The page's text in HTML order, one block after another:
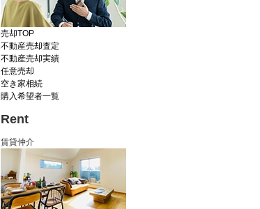
売却TOP
不動産売却査定
不動産売却実績
任意売却
空き家相続
購入希望者一覧
Rent
賃貸仲介